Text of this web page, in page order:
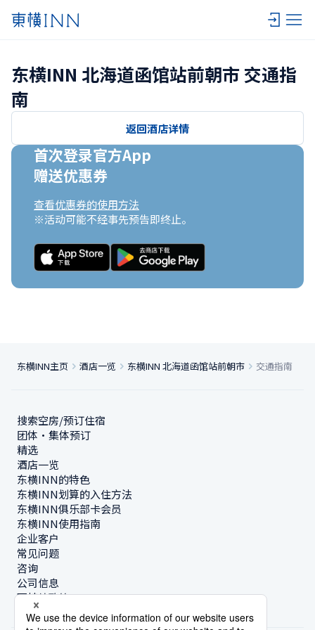
东横INN 北海道函馆站前朝市 交通指
南
返回酒店详情
首次登录官方App
赠送优惠券
查看优惠券的使用方法
※活动可能不经事先预告即终止。
东横INN主页 酒店一览 东横INN 北海道函馆站前朝市 交通指南
搜索空房/预订住宿
团体・集体预订
精选
酒店一览
东横INN的特色
东横INN划算的入住方法
东横INN俱乐部卡会员
东横INN使用指南
企业客户
常见问题
咨询
公司信息
可持续政策